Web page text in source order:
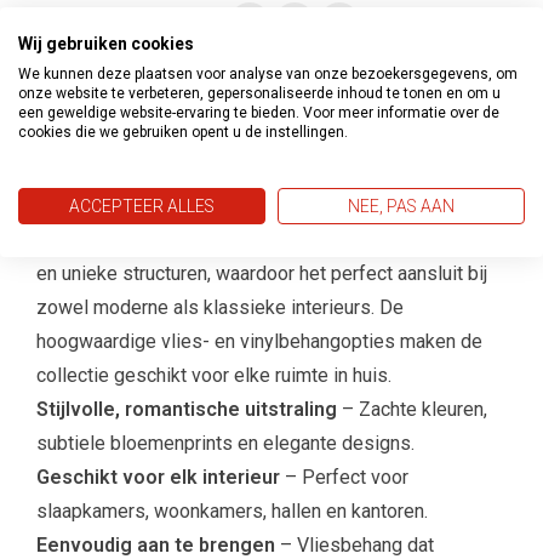
Waarom kiezen voor de Noordwand
City Romance Behang Collectie?
ontworpen met oog voor detail, stijl en elegantie. De
en unieke structuren, waardoor het perfect aansluit bij
zowel moderne als klassieke interieurs. De
hoogwaardige vlies- en vinylbehangopties maken de
collectie geschikt voor elke ruimte in huis.
Stijlvolle, romantische uitstraling – Zachte kleuren,
subtiele bloemenprints en elegante designs.
Geschikt voor elk interieur – Perfect voor
slaapkamers, woonkamers, hallen en kantoren.
Eenvoudig aan te brengen – Vliesbehang dat
Wij gebruiken cookies
We kunnen deze plaatsen voor analyse van onze bezoekersgegevens, om
onze website te verbeteren, gepersonaliseerde inhoud te tonen en om u
een geweldige website-ervaring te bieden. Voor meer informatie over de
cookies die we gebruiken opent u de instellingen.
ACCEPTEER ALLES NEE, PAS AAN